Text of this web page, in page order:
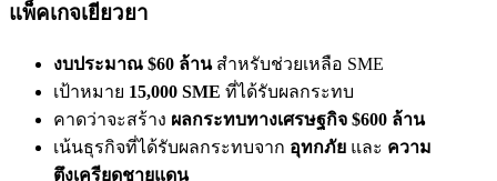
แพ็คเกจเยียวยา
งบประมาณ $60 ล้านสำหรับช่วยเหลือ SME
เป้าหมาย 15,000 SME ที่ได้รับผลกระทบ
คาดว่าจะสร้าง ผลกระทบทางเศรษฐกิจ $600 ล้าน
เน้นธุรกิจที่ได้รับผลกระทบจาก อุทกภัย และ ความ
ตึงเครียดชายแดน